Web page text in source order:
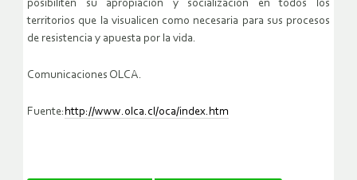
posibiliten su apropiación y socialización en todos los
territorios que la visualicen como necesaria para sus procesos
de resistencia y apuesta por la vida.
Comunicaciones OLCA.
Fuente: http://www.olca.cl/oca/index.htm